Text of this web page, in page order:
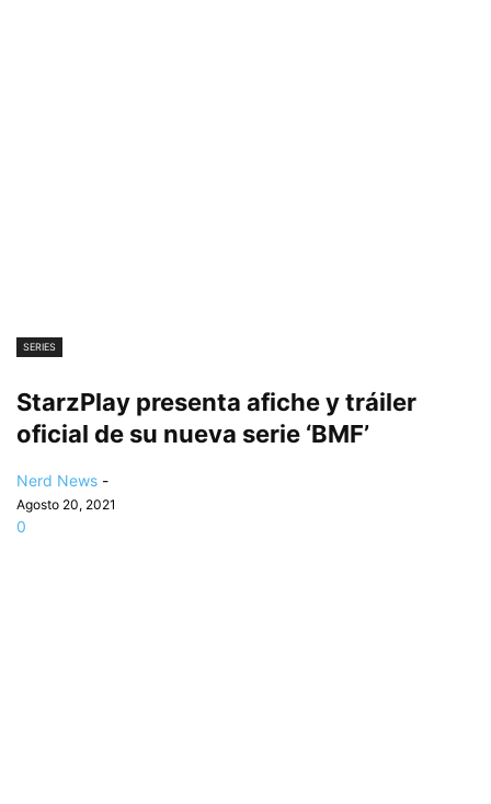
SERIES
StarzPlay presenta afiche y tráiler
oficial de su nueva serie ‘BMF’
Nerd News -
Agosto 20, 2021
0